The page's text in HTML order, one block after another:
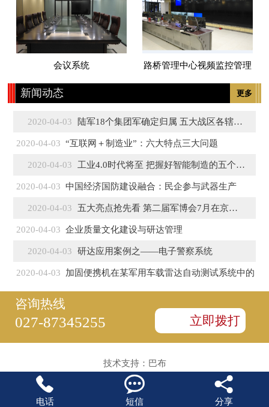
会议系统 路桥管理中心视频监控管理
更多
新闻动态
2020-04-03 陆军18个集团军确定归属 五大战区各辖3至5个
2020-04-03 “互联网＋制造业”：六大特点三大问题
2020-04-03 工业4.0时代将至 把握好智能制造的五个特征
2020-04-03 中国经济国防建设融合：民企参与武器生产
2020-04-03 五大亮点抢先看 第二届军博会7月在京盛大开幕
2020-04-03 企业质量文化建设与研达管理
2020-04-03 研达应用案例之——电子警察系统
2020-04-03 加固便携机在某军用车载雷达自动测试系统中的
咨询热线
027-87345255 立即拨打
技术支持： 巴布

电话

短信

分享